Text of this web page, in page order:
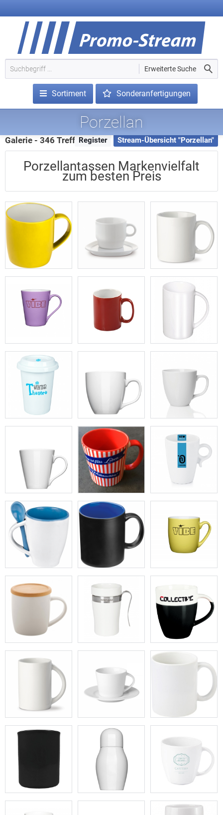
Sortiment Sonderanfertigungen
Erweiterte Suche
Porzellan
Galerie - 346 TrefferRegister Stream-Übersicht "Porzellan"
Porzellantassen Markenvielfalt
zum besten Preis